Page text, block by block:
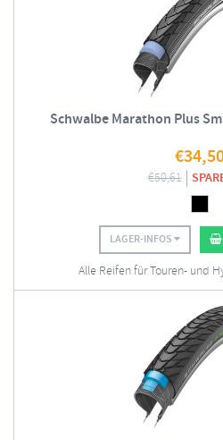
Schwalbe Marathon Plus
€
€50,61
LAGER-INFOS
Alle Reifen für Touren- und